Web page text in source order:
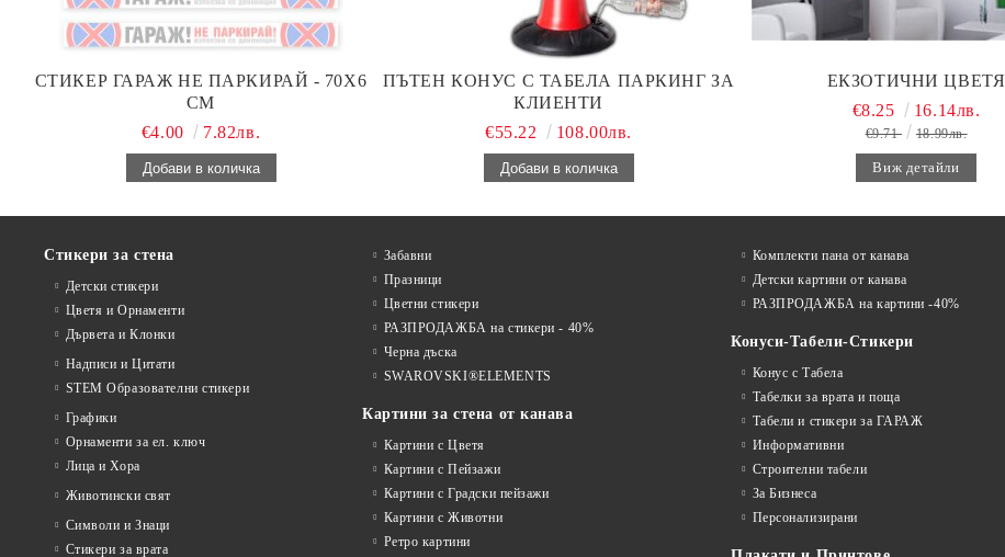
СТИКЕР ГАРАЖ НЕ ПАРКИРАЙ - 70Х6
СМ
€4.00
7.82лв.
ПЪТЕН КОНУС С ТАБЕЛА ПАРКИНГ ЗА
КЛИЕНТИ
€55.22
108.00лв.
ЕКЗОТИЧНИ ЦВЕТЯ
€8.25 16.14лв.
€9.71 18.99лв.
Виж детайли
Стикери за стена
Детски стикери
Цветя и Орнаменти
Дървета и Клонки
Надписи и Цитати
STEM Образователни стикери
Графики
Орнаменти за ел. ключ
Лица и Хора
Животински свят
Символи и Знаци
Стикери за врата
Забавни
Празници
Цветни стикери
РАЗПРОДАЖБА на стикери - 40%
Черна дъска
SWAROVSKI®ELEMENTS
Картини за стена от канава
Картини с Цветя
Картини с Пейзажи
Картини с Градски пейзажи
Картини с Животни
Ретро картини
Комплекти пана от канава
Детски картини от канава
РАЗПРОДАЖБА на картини -40%
Конуси-Табели-Стикери
Конус с Табела
Табелки за врата и поща
Табели и стикери за ГАРАЖ
Информативни
Строителни табели
За Бизнеса
Персонализирани